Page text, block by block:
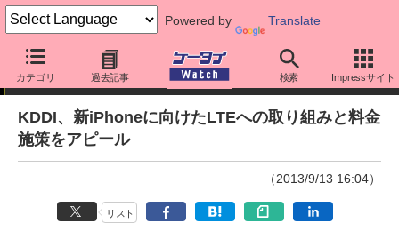
Powered by Translate
カテゴリ 過去記事 検索 Impressサイト
ニュース
KDDI、新iPhoneに向けたLTEへの取り組みと料金
施策をアピール
（2013/9/13 16:04）
リスト